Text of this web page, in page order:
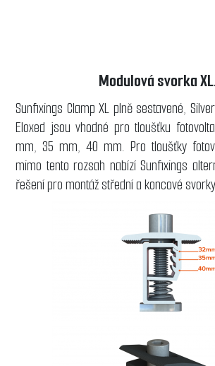
Modulová svorka XL.
Sunfixings Clamp XL plně sestavené,
Eloxed jsou vhodné pro tloušťku
mm, 35 mm, 40 mm. Pro tloušťky
mimo tento rozsah nabízí Sunfixings
řešení pro montáž střední a koncové